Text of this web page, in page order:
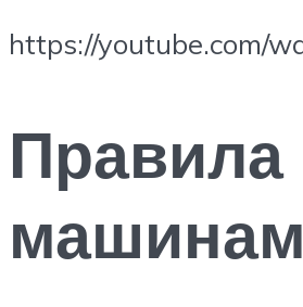
https://youtube.com/